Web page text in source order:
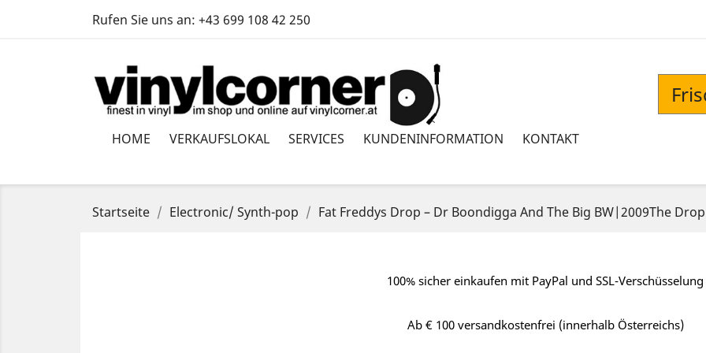
Rufen Sie uns an: +43 699 108 42 250
HOME VERKAUFSLOKAL SERVICES KUNDENINFORMATION KONTAKT
Startseite Electronic/ Synth-pop Fat Freddys Drop – Dr Boondigga And The Big BW|2009The Drop
100% sicher einkaufen mit PayPal und SSL-Verschüsselung
Ab € 100 versandkostenfrei (innerhalb Österreichs)